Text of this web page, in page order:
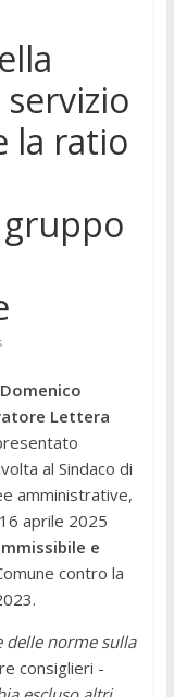
la ratio
Domenico
Lettera
al Sindaco di
amministrative,
aprile 2025
e
contro la
delle norme sulla
consiglieri -